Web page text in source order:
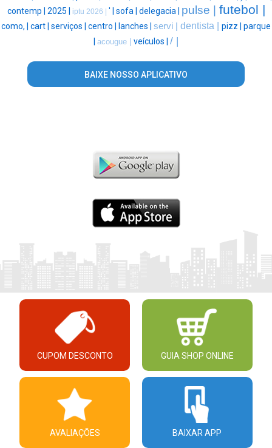
contemp | 2025 | iptu 2026 | ' | sofa | delegacia | pulse | futebol |
como, | cart | serviços | centro | lanches | servi | dentista | pizz | parque
acougue | veículos | / |
BAIXE NOSSO APLICATIVO
CUPOM DESCONTO GUIA SHOP ONLINE
AVALIAÇÕES BAIXAR APP